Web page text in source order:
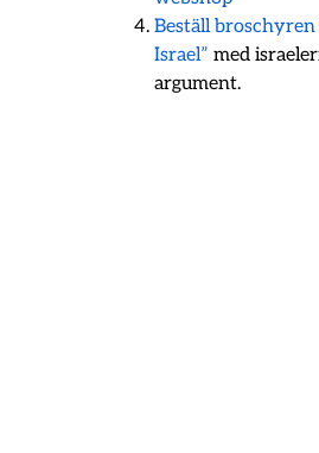
Beställ broschyren
Israel” med
argument.